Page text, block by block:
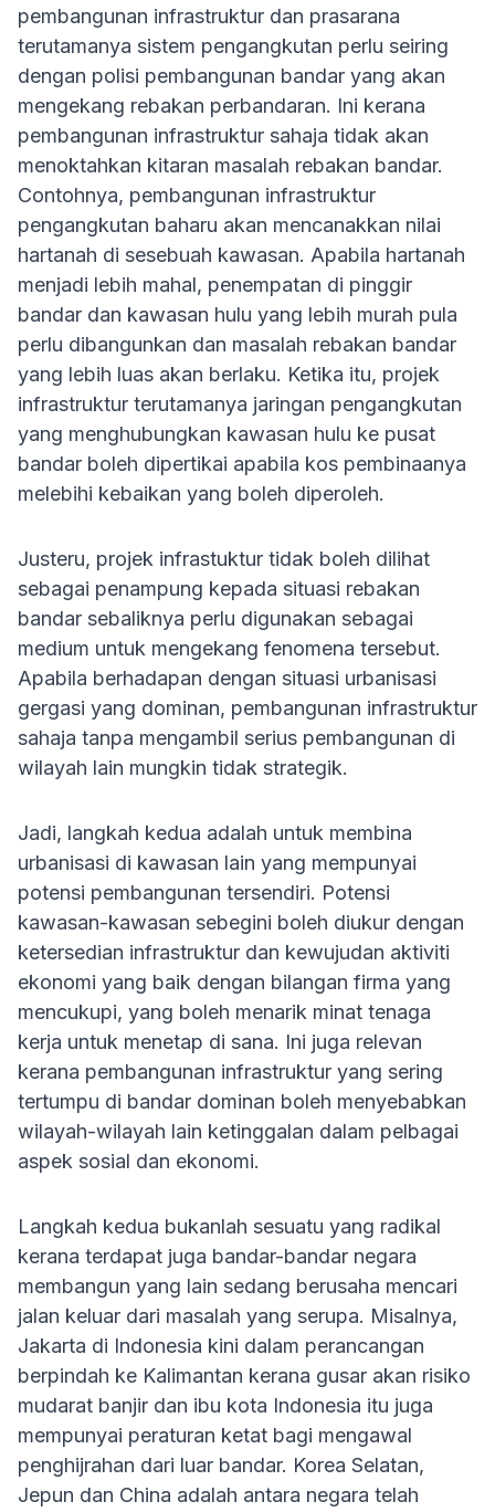
pembangunan infrastruktur dan prasarana
terutamanya sistem pengangkutan perlu seiring
dengan polisi pembangunan bandar yang akan
mengekang rebakan perbandaran. Ini kerana
pembangunan infrastruktur sahaja tidak akan
menoktahkan kitaran masalah rebakan bandar.
Contohnya, pembangunan infrastruktur
pengangkutan baharu akan mencanakkan nilai
hartanah di sesebuah kawasan. Apabila hartanah
menjadi lebih mahal, penempatan di pinggir
bandar dan kawasan hulu yang lebih murah pula
perlu dibangunkan dan masalah rebakan bandar
yang lebih luas akan berlaku. Ketika itu, projek
infrastruktur terutamanya jaringan pengangkutan
yang menghubungkan kawasan hulu ke pusat
bandar boleh dipertikai apabila kos pembinaanya
melebihi kebaikan yang boleh diperoleh.
Justeru, projek infrastuktur tidak boleh dilihat
sebagai penampung kepada situasi rebakan
bandar sebaliknya perlu digunakan sebagai
medium untuk mengekang fenomena tersebut.
Apabila berhadapan dengan situasi urbanisasi
gergasi yang dominan, pembangunan infrastruktur
sahaja tanpa mengambil serius pembangunan di
wilayah lain mungkin tidak strategik.
Jadi, langkah kedua adalah untuk membina
urbanisasi di kawasan lain yang mempunyai
potensi pembangunan tersendiri. Potensi
kawasan-kawasan sebegini boleh diukur dengan
ketersedian infrastruktur dan kewujudan aktiviti
ekonomi yang baik dengan bilangan firma yang
mencukupi, yang boleh menarik minat tenaga
kerja untuk menetap di sana. Ini juga relevan
kerana pembangunan infrastruktur yang sering
tertumpu di bandar dominan boleh menyebabkan
wilayah-wilayah lain ketinggalan dalam pelbagai
aspek sosial dan ekonomi.
Langkah kedua bukanlah sesuatu yang radikal
kerana terdapat juga bandar-bandar negara
membangun yang lain sedang berusaha mencari
jalan keluar dari masalah yang serupa. Misalnya,
Jakarta di Indonesia kini dalam perancangan
berpindah ke Kalimantan kerana gusar akan risiko
mudarat banjir dan ibu kota Indonesia itu juga
mempunyai peraturan ketat bagi mengawal
penghijrahan dari luar bandar. Korea Selatan,
Jepun dan China adalah antara negara telah